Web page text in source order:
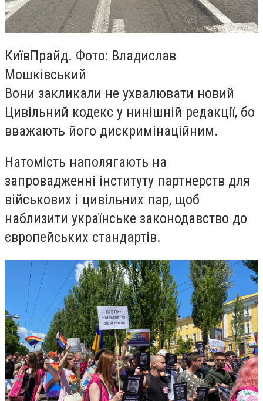
КиївПрайд. Фото: Владислав
Мошківський
Вони закликали не ухвалювати новий
Цивільний кодекс у нинішній редакції, бо
вважають його дискримінаційним.
Натомість наполягають на
запровадженні інституту партнерств для
військових і цивільних пар, щоб
наблизити українське законодавство до
європейських стандартів.